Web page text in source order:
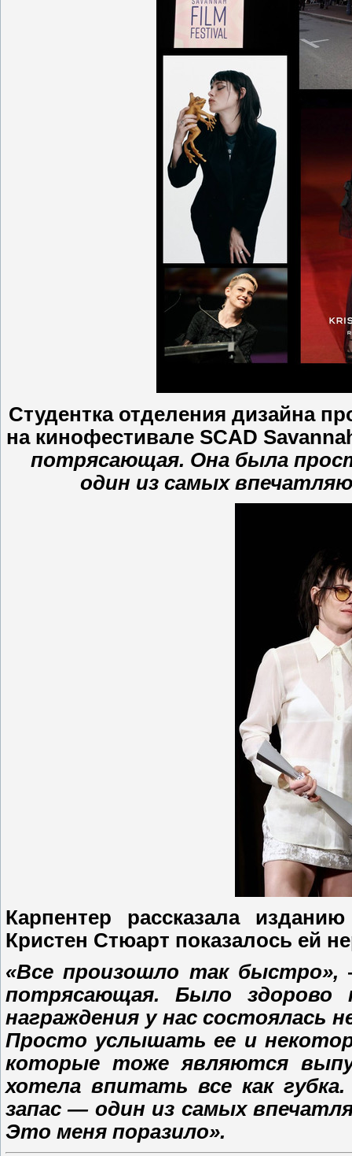
Студентка отделения дизайна
на кинофестивале SCAD
потрясающая. Она была
один из самых
Карпентер рассказала
Кристен Стюарт показалось ей
«Все произошло так быстро»,
потрясающая. Было здорово
награждения у нас состоялась
Просто услышать ее и
которые тоже являются
хотела впитать все как
запас — один из самых
Это меня поразило».